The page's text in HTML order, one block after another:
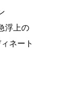
浮上の
ネート